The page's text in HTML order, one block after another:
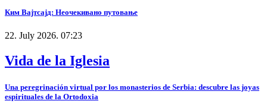
Ким Вајтсајд: Неочекивано путовање
22. July 2026. 07:23
Vida de la Iglesia
Una peregrinación virtual por los monasterios de Serbia: descubre las joyas
espirituales de la Ortodoxia